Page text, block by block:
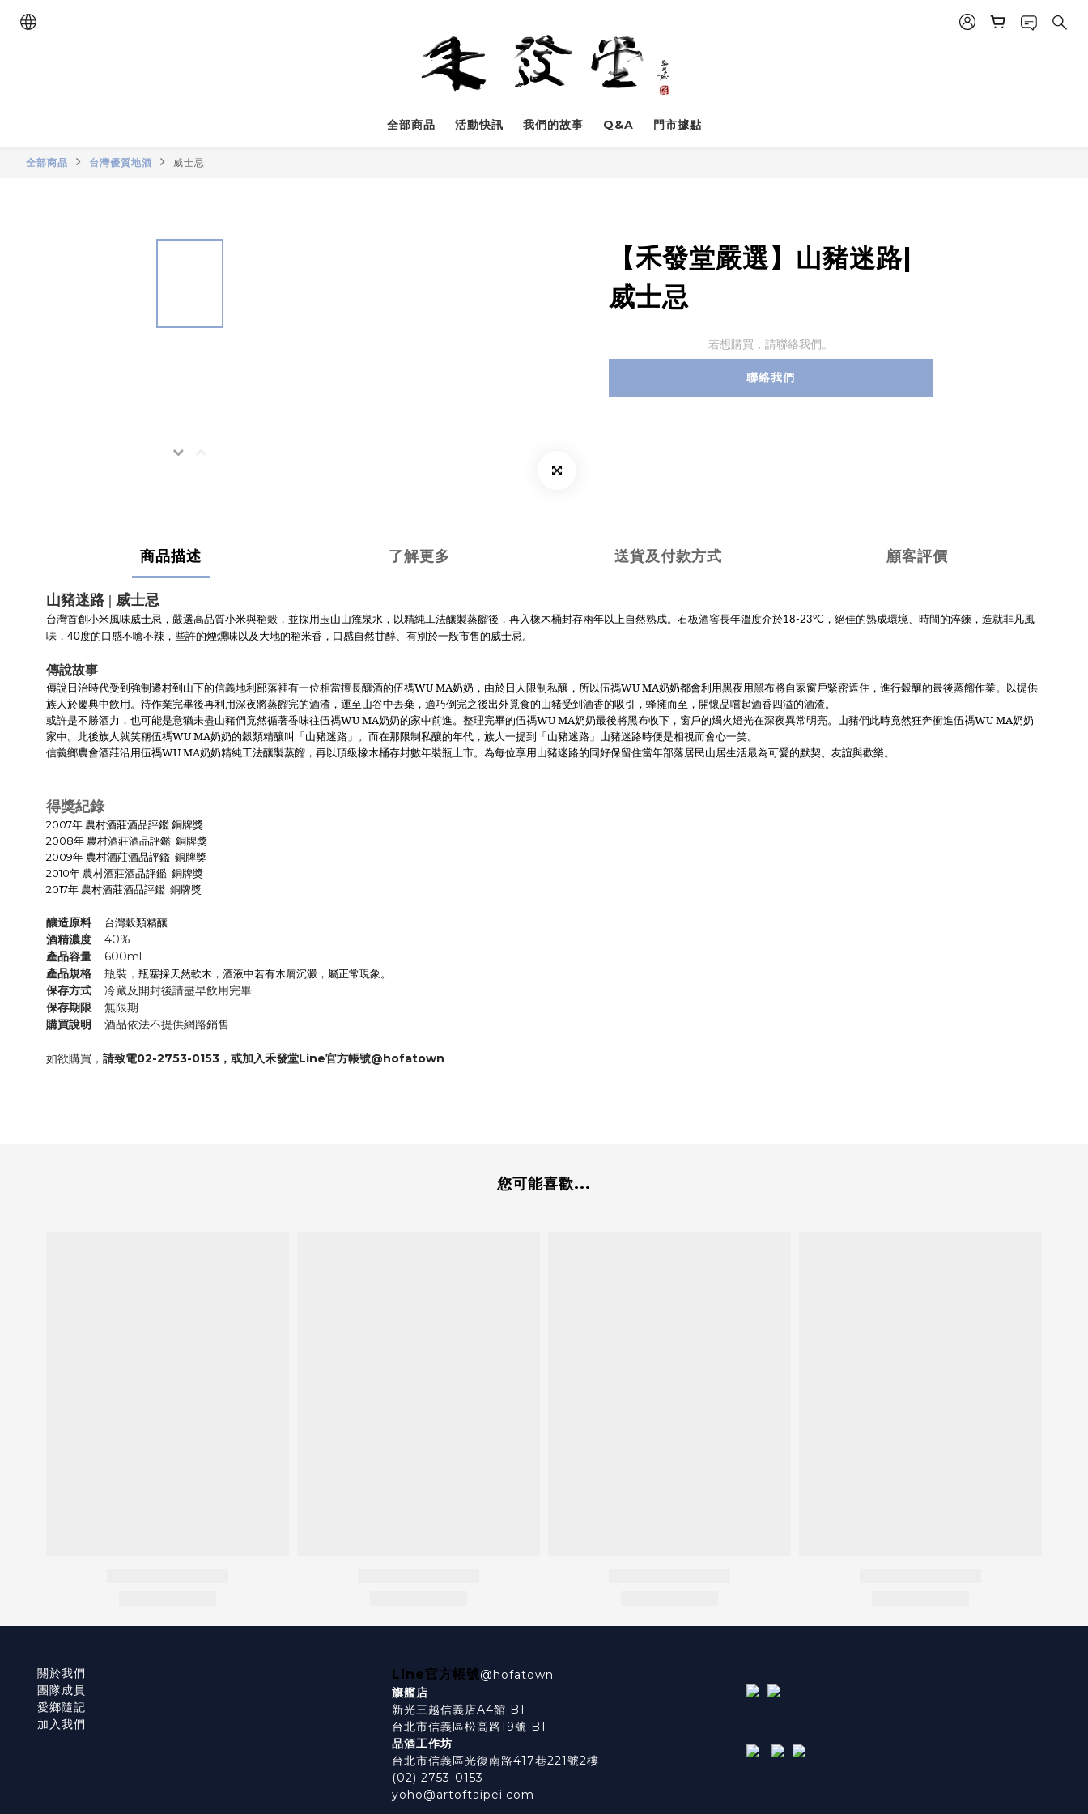
全部商品 活動快訊 我們的故事 Q&A 門市據點
全部商品 台灣優質地酒 威士忌
【禾發堂嚴選】山豬迷路|
威士忌
若想購買，請聯絡我們。
聯絡我們
商品描述 了解更多 送貨及付款方式 顧客評價
山豬迷路 | 威士忌
台灣首創小米風味威士忌，嚴選高品質小米與稻穀 ，並採用玉山山簏泉水 ， 以精純工法釀製蒸餾後 ，再入橡木桶封存兩年以上自然熟成。 石板酒窖長年溫度介於18-23°C ， 絕佳的熟成環境、時間的淬鍊 ， 造就非凡風
味 ， 40度的口感不嗆不辣 ， 些許的煙燻味以及大地的稻米香 ，口感自然甘醇、有別於一般市售的威士忌。
傳說故事
傳說日治時代受到強制遷村到山下的信義地利部落裡有一位相當擅長釀酒的伍禡WU MA奶奶，由於日人限制私釀，所以伍禡WU MA奶奶都會利用黑夜用黑布將自家窗戶緊密遮住，進行穀釀的最後蒸餾作業。以提供
族人於慶典中飲用。待作業完畢後再利用深夜將蒸餾完的酒渣，運至山谷中丟棄，適巧倒完之後出外覓食的山豬受到酒香的吸引，蜂擁而至，開懷品嚐起酒香四溢的酒渣。
或許是不勝酒力，也可能是意猶未盡山豬們竟然循著香味往伍禡WU MA奶奶的家中前進。整理完畢的伍禡WU MA奶奶最後將黑布收下，窗戶的燭火燈光在深夜異常明亮。山豬們此時竟然狂奔衝進伍禡WU MA奶奶
家中。此後族人就笑稱伍禡WU MA奶奶的穀類精釀叫「山豬迷路」。而在那限制私釀的年代，族人一提到「山豬迷路」山豬迷路時便是相視而會心一笑。
信義鄉農會酒莊沿用伍禡WU MA奶奶精純工法釀製蒸餾，再以頂級橡木桶存封數年裝瓶上市。為每位享用山豬迷路的同好保留住當年部落居民山居生活最為可愛的默契、友誼與歡樂。
得獎紀錄
2007年 農村酒莊酒品評鑑 銅牌獎
2008年 農村酒莊酒品評鑑 銅牌獎
2009年 農村酒莊酒品評鑑 銅牌獎
2010年 農村酒莊酒品評鑑 銅牌獎
2017年 農村酒莊酒品評鑑 銅牌獎
釀造原料 台灣穀類精釀
酒精濃度
40%
產品容量 600ml
產品規格 瓶裝 ， 瓶塞採天然軟木，酒液中若有木屑沉澱，屬正常現象。
保存方式 冷藏及開封後請盡早飲用完畢
保存期限 無限期
購買說明
酒品依法不提供網路銷售
如欲購買， 請致電02-2753-0153，或加入禾發堂Line官方帳號@hofatown
您可能喜歡...
關於我們
團隊成員
愛鄉隨記
加入我們
Line官方帳號@hofatown
旗艦店
新光三越信義店A4館 B1
台北市信義區松高路19號 B1
品酒工作坊
台北市信義區光復南路417巷221號2樓
(02) 2753-0153
yoho@artoftaipei.com